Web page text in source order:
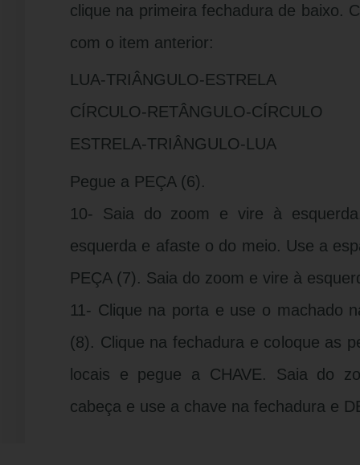
clique na primeira fechadura de baixo.
com o item anterior:
LUA-TRIÂNGULO-ESTRELA
CÍRCULO-RETÂNGULO-CÍRCULO
ESTRELA-TRIÂNGULO-LUA
Pegue a PEÇA (6).
10- Saia do zoom e vire à
esquerda e afaste o do meio. Use a
PEÇA (7). Saia do zoom e vire à
11- Clique na porta e use o machado
(8). Clique na fechadura e coloque as
locais e pegue a CHAVE. Saia do
cabeça e use a chave na fechadura e